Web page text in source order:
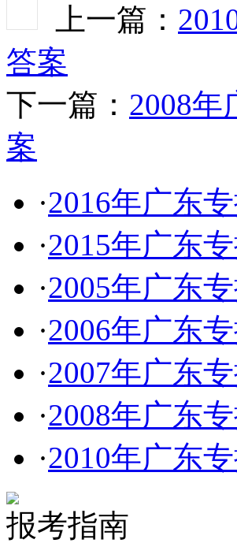
上一篇：
答案
下一篇： 2008年
案
·2016年广东
·2015年广东
·2005年广东
·2006年广东
·2007年广东
·2008年广东
·2010年广东
报考指南